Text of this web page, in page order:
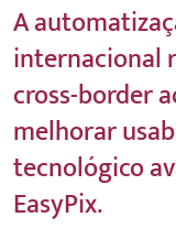
A
internacional
cross-border
melhorar
tecnológico
EasyPix.